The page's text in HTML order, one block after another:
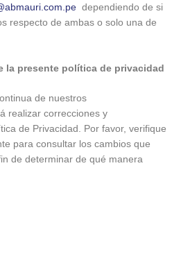
dependiendo de si
respecto de ambas o solo una de
la presente política de privacidad
de nuestros
realizar correcciones y
de Privacidad. Por favor, verifique
para consultar los cambios que
de determinar de qué manera